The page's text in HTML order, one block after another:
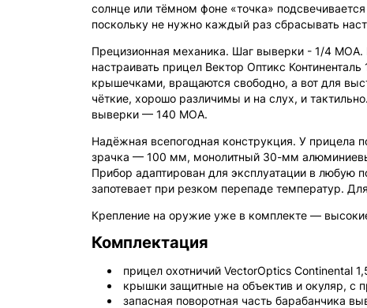
солнце или тёмном фоне «точка»
поскольку не нужно каждый раз сбрасывать
Прецизионная механика. Шаг выверки - 1/4 MOA.
настраивать прицел Вектор Оптикс
крышечками, вращаются свободно, а вот для
чёткие, хорошо различимы и на слух, и
выверки — 140 MOA.
Надёжная всепогодная конструкция. У прицела
зрачка — 100 мм, монолитный 30-мм
Прибор адаптирован для эксплуатации в любую
запотевает при резком перепаде температур.
Крепление на оружие уже в комплекте —
Комплектация
прицел охотничий VectorOptics Continental
крышки защитные на объектив и окуляр, с
запасная поворотная часть барабанчика